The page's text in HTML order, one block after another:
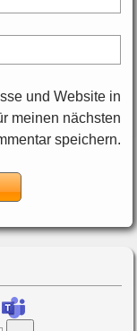
und Website in
meinen nächsten
speichern.